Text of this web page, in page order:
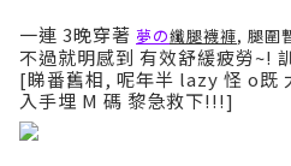
一連 3晚穿著 夢の纖腿襪褲, 腿圍
不過就明感到 有效舒緩疲勞~!
[睇番舊相, 呢年半 lazy 怪 o既
入手埋 M 碼 黎急救下!!!]